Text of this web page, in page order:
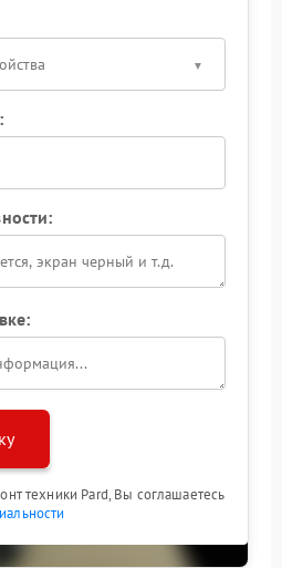
техники Pard, Вы соглашаетесь